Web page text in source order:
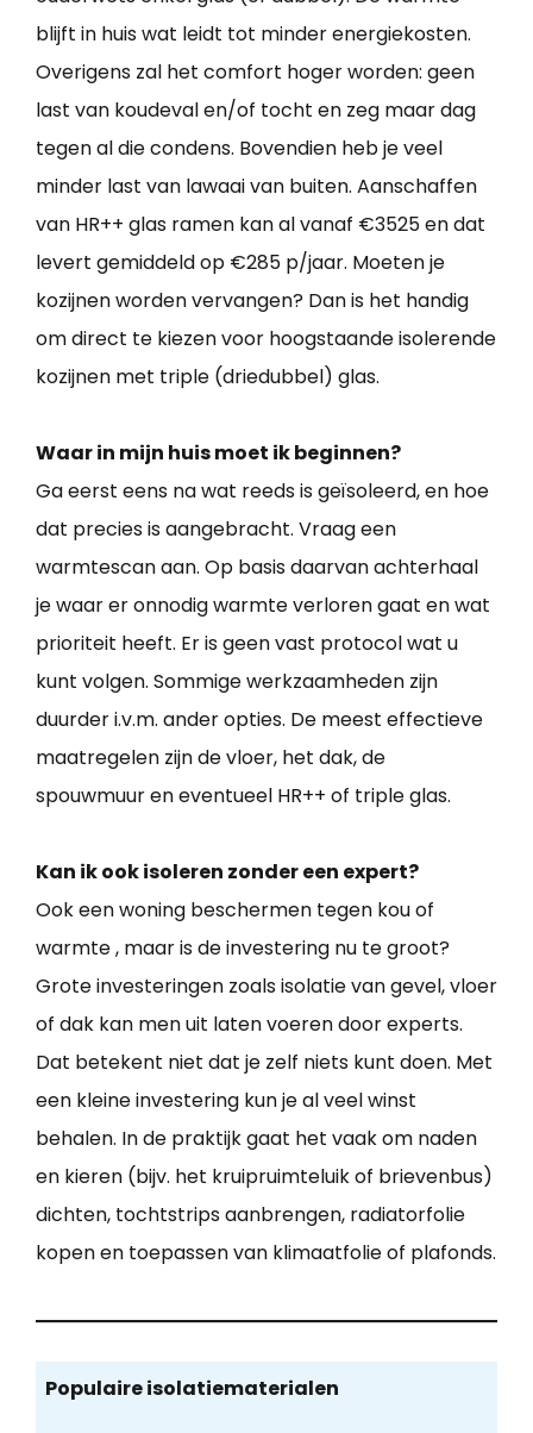
blijft in huis wat leidt tot minder energiekosten.
Overigens zal het comfort hoger worden: geen
last van koudeval en/of tocht en zeg maar dag
tegen al die condens. Bovendien heb je veel
minder last van lawaai van buiten. Aanschaffen
van HR++ glas ramen kan al vanaf €3525 en dat
levert gemiddeld op €285 p/jaar. Moeten je
kozijnen worden vervangen? Dan is het handig
om direct te kiezen voor hoogstaande isolerende
kozijnen met triple (driedubbel) glas.
Waar in mijn huis moet ik beginnen?
Ga eerst eens na wat reeds is geïsoleerd, en hoe
dat precies is aangebracht. Vraag een
warmtescan aan. Op basis daarvan achterhaal
je waar er onnodig warmte verloren gaat en wat
prioriteit heeft. Er is geen vast protocol wat u
kunt volgen. Sommige werkzaamheden zijn
duurder i.v.m. ander opties. De meest effectieve
maatregelen zijn de vloer, het dak, de
spouwmuur en eventueel HR++ of triple glas.
Kan ik ook isoleren zonder een expert?
Ook een woning beschermen tegen kou of
warmte , maar is de investering nu te groot?
Grote investeringen zoals isolatie van gevel, vloer
of dak kan men uit laten voeren door experts.
Dat betekent niet dat je zelf niets kunt doen. Met
een kleine investering kun je al veel winst
behalen. In de praktijk gaat het vaak om naden
en kieren (bijv. het kruipruimteluik of brievenbus)
dichten, tochtstrips aanbrengen, radiatorfolie
kopen en toepassen van klimaatfolie of plafonds.
Populaire isolatiematerialen